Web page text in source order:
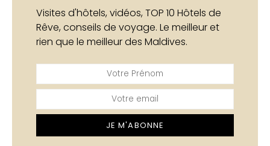
Visites d'hôtels, vidéos, TOP 10 Hôtels de
Rêve, conseils de voyage. Le meilleur et
rien que le meilleur des Maldives.
JE M'ABONNE